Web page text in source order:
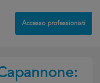
Accesso professionisti